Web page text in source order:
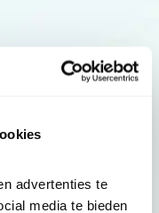
advertenties te
media te bieden
acties en tips